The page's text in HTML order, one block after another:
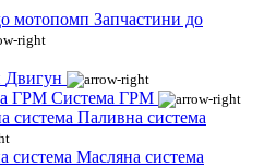
Запчастини до
Двигун
Система ГРМ
Паливна система
Масляна система